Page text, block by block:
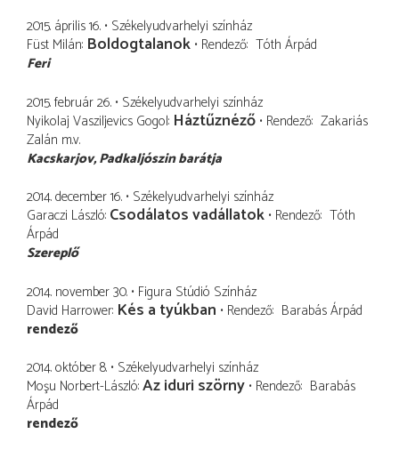
2015. április 16. Székelyudvarhelyi színház
Füst Milán Boldogtalanok Rendező Tóth Árpád
Feri
2015. február 26. Székelyudvarhelyi színház
Nyikolaj Vasziljevics Gogol Háztűznéző Rendező Zakariás
Zalán m.v.
Kacskarjov Padkaljószin barátja
2014. december 16. Székelyudvarhelyi színház
Garaczi László Csodálatos vadállatok Rendező Tóth
Árpád
Szereplő
2014. november 30. Figura Stúdió Színház
David Harrower Kés a tyúkban Rendező Barabás Árpád
rendező
2014. október 8. Székelyudvarhelyi színház
Moşu Norbert-László Az iduri szörny Rendező Barabás
Árpád
rendező